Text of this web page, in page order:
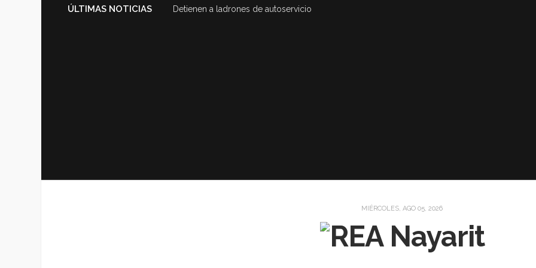
ÚLTIMAS NOTICIAS Detienen a ladrones de autoservicio
MIÉRCOLES, AGO 05, 2026